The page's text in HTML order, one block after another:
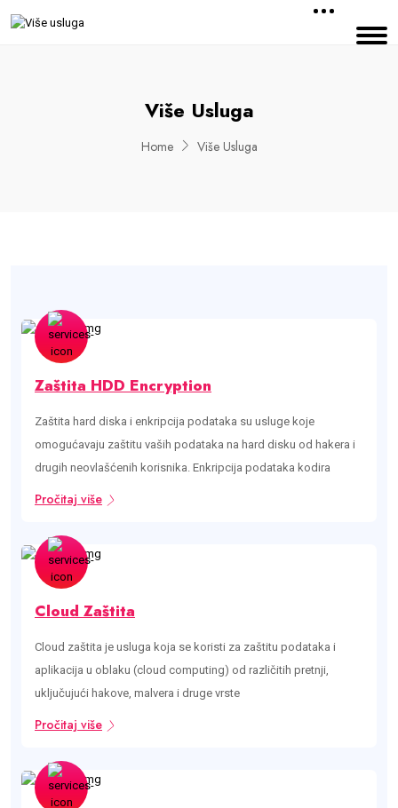
Više Usluga
Home Više Usluga
Zaštita HDD Encryption
Zaštita hard diska i enkripcija podataka su usluge koje
omogućavaju zaštitu vaših podataka na hard disku od hakera i
drugih neovlašćenih korisnika. Enkripcija podataka kodira
Pročitaj više
Cloud Zaštita
Cloud zaštita je usluga koja se koristi za zaštitu podataka i
aplikacija u oblaku (cloud computing) od različitih pretnji,
uključujući hakove, malvera i druge vrste
Pročitaj više